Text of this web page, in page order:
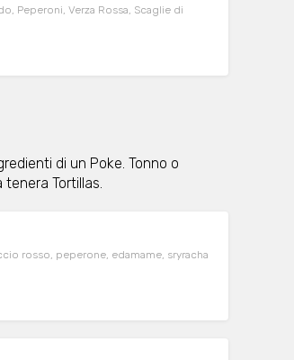
Peperoni, Verza Rossa, Scaglie di
di un Poke. Tonno o
Tortillas.